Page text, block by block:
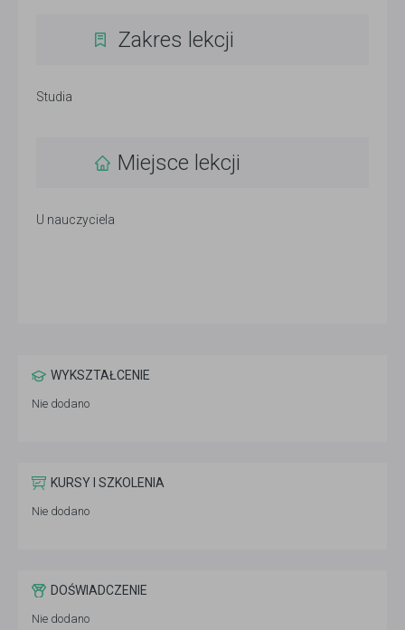
Zakres lekcji
Studia
Miejsce lekcji
U nauczyciela
WYKSZTAŁCENIE
Nie dodano
KURSY I SZKOLENIA
Nie dodano
DOŚWIADCZENIE
Nie dodano